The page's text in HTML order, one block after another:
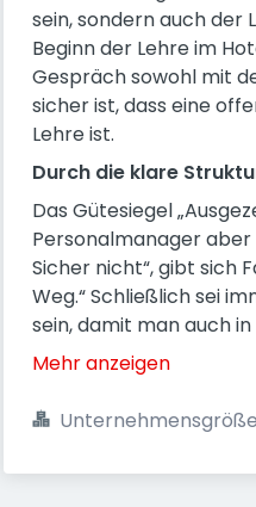
sein, sondern auch der
Beginn der Lehre im
Gespräch sowohl mit
sicher ist, dass eine
Lehre ist.
Durch die klare
Das Gütesiegel
Personalmanager aber
Sicher nicht“, gibt sich
Weg.“ Schließlich sei
sein, damit man auch
Mehr anzeigen
Unternehmensgröße